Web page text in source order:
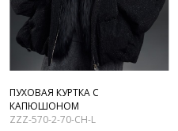
ПУХОВАЯ КУРТКА С
КАПЮШОНОМ
ZZZ-570-2-70-CH-L